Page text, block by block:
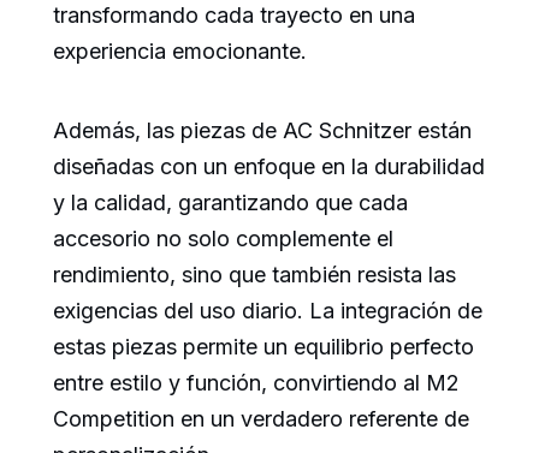
transformando cada trayecto en una
experiencia emocionante.
Además, las piezas de AC Schnitzer están
diseñadas con un enfoque en la durabilidad
y la calidad, garantizando que cada
accesorio no solo complemente el
rendimiento, sino que también resista las
exigencias del uso diario. La integración de
estas piezas permite un equilibrio perfecto
entre estilo y función, convirtiendo al M2
Competition en un verdadero referente de